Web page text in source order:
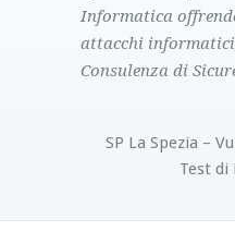
Informatica
attacchi
Consulenza di
SP La Spezia –
Test di